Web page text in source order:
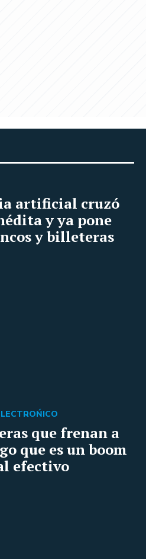
artificial cruzó
y ya pone
y billeteras
que frenan a
que es un boom
efectivo